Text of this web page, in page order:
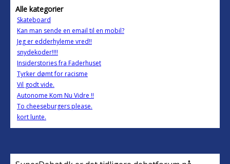
Alle kategorier
Skateboard
Kan man sende en email til en mobil?
Jeg er edderhyleme vred!!
snydekoder!!!!
Insiderstories fra Faderhuset
Tyrker dømt for racisme
Vil godt vide.
Autonome Kom Nu Vidre !!
To cheeseburgers please.
kort lunte.